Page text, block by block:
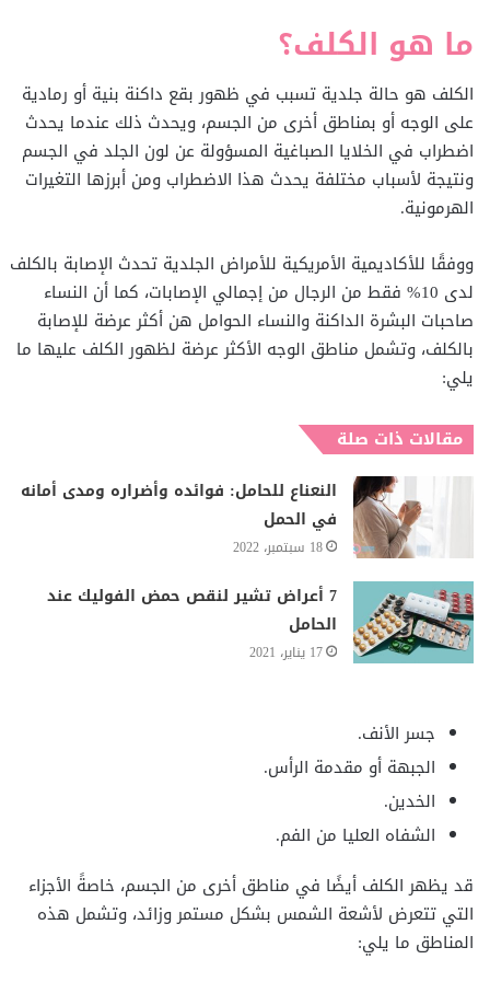
ما هو الكلف؟
الكلف هو حالة جلدية تسبب في ظهور بقع داكنة بنية أو رمادية
على الوجه أو بمناطق أخرى من الجسم، ويحدث ذلك عندما يحدث
اضطراب في الخلايا الصباغية المسؤولة عن لون الجلد في الجسم
ونتيجة لأسباب مختلفة يحدث هذا الاضطراب ومن أبرزها التغيرات
الهرمونية.
ووفقًا للأكاديمية الأمريكية للأمراض الجلدية تحدث الإصابة بالكلف
لدى 10% فقط من الرجال من إجمالي الإصابات، كما أن النساء
صاحبات البشرة الداكنة والنساء الحوامل هن أكثر عرضة للإصابة
بالكلف، وتشمل مناطق الوجه الأكثر عرضة لظهور الكلف عليها ما
يلي:
مقالات ذات صلة
النعناع للحامل: فوائده وأضراره ومدى أمانه
في الحمل
18 سبتمبر، 2022
7 أعراض تشير لنقص حمض الفوليك عند
الحامل
17 يناير، 2021
جسر الأنف.
الجبهة أو مقدمة الرأس.
الخدين.
الشفاه العليا من الفم.
قد يظهر الكلف أيضًا في مناطق أخرى من الجسم، خاصةً الأجزاء
التي تتعرض لأشعة الشمس بشكل مستمر وزائد، وتشمل هذه
المناطق ما يلي: